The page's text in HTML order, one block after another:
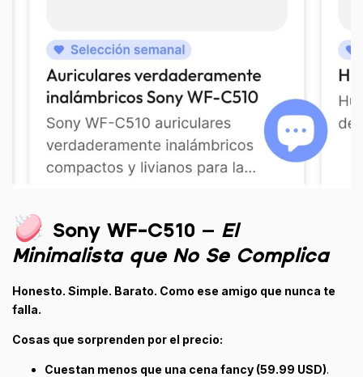
Sony WF-C510 – El
Minimalista que No Se Complica
Honesto. Simple. Barato. Como ese amigo que nunca te
falla.
Cosas que sorprenden por el precio:
Cuestan menos que una cena fancy (59.99 USD).